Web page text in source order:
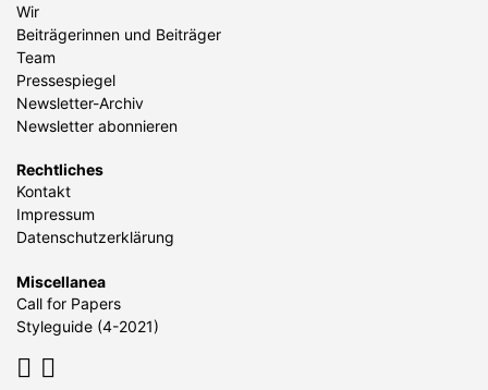
Wir
Beiträgerinnen und Beiträger
Team
Pressespiegel
Newsletter-Archiv
Newsletter abonnieren
Rechtliches
Kontakt
Impressum
Datenschutzerklärung
Miscellanea
Call for Papers
Styleguide (4-2021)